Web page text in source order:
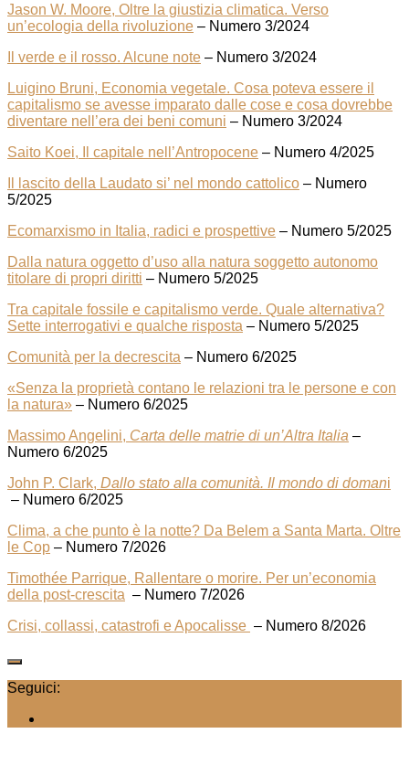
Jason W. Moore, Oltre la giustizia climatica. Verso
un’ecologia della rivoluzione – Numero 3/2024
Il verde e il rosso. Alcune note – Numero 3/2024
Luigino Bruni, Economia vegetale. Cosa poteva essere il
capitalismo se avesse imparato dalle cose e cosa dovrebbe
diventare nell’era dei beni comuni – Numero 3/2024
Saito Koei, Il capitale nell’Antropocene – Numero 4/2025
Il lascito della Laudato si’ nel mondo cattolico – Numero
5/2025
Ecomarxismo in Italia, radici e prospettive – Numero 5/2025
Dalla natura oggetto d’uso alla natura soggetto autonomo
titolare di propri diritti – Numero 5/2025
Tra capitale fossile e capitalismo verde. Quale alternativa?
Sette interrogativi e qualche risposta – Numero 5/2025
Comunità per la decrescita – Numero 6/2025
«Senza la proprietà contano le relazioni tra le persone e con
la natura» – Numero 6/2025
Massimo Angelini, Carta delle matrie di un’Altra Italia –
Numero 6/2025
John P. Clark, Dallo stato alla comunità. Il mondo di domani
– Numero 6/2025
Clima, a che punto è la notte? Da Belem a Santa Marta. Oltre
le Cop – Numero 7/2026
Timothée Parrique, Rallentare o morire. Per un’economia
della post-crescita – Numero 7/2026
Crisi, collassi, catastrofi e Apocalisse – Numero 8/2026
Seguici: